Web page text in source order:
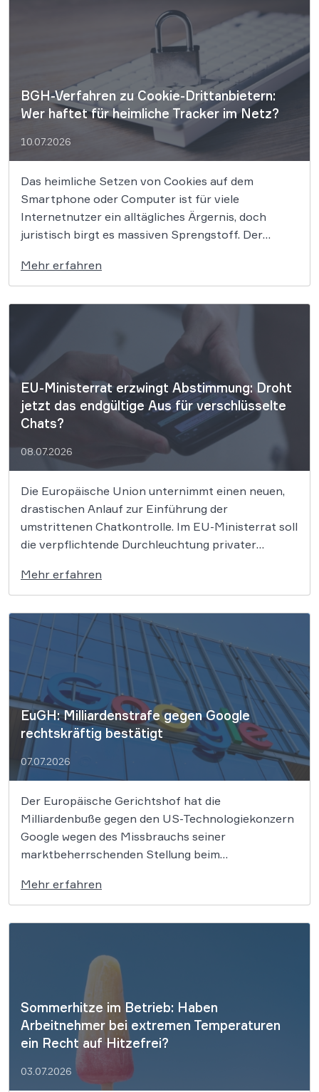
Informationsfreiheitsgesetz (IFG) jedem […]
BGH-Verfahren zu Cookie-Drittanbietern:
Wer haftet für heimliche Tracker im Netz?
10.07.2026
Das heimliche Setzen von Cookies auf dem
Smartphone oder Computer ist für viele
Internetnutzer ein alltägliches Ärgernis, doch
juristisch birgt es massiven Sprengstoff. Der
Technologie- und Analyseunternehmen direkt
dafür haften, wenn ihre Tracker ohne Einwilligung
der Webseitenbesucher auf deren Endgeräten
landen. Die anstehende Entscheidung am […]
Mehr erfahren
EU-Ministerrat erzwingt Abstimmung: Droht
jetzt das endgültige Aus für verschlüsselte
Chats?
08.07.2026
Die Europäische Union unternimmt einen neuen,
drastischen Anlauf zur Einführung der
umstrittenen Chatkontrolle. Im EU-Ministerrat soll
die verpflichtende Durchleuchtung privater
durchgesetzt werden. Damit steht die digitale
Privatsphäre von Millionen Bürgern vor einer
historischen Belastungsprobe. [UPDATE (Juli
2026)]: Vorerst Entwarnung für Ende-zu-Ende-
Verschlüsselung – In den jüngsten Abstimmungen
Mehr erfahren
EuGH: Milliardenstrafe gegen Google
rechtskräftig bestätigt
07.07.2026
Der Europäische Gerichtshof hat die
Milliardenbuße gegen den US-Technologiekonzern
Google wegen des Missbrauchs seiner
marktbeherrschenden Stellung beim
Die Richter in Luxemburg wiesen die Rechtsmittel
des Unternehmens und seiner Muttergesellschaft
Alphabet vollumfänglich ab. Damit muss der
vier Milliarden Euro an die […]
Mehr erfahren
Sommerhitze im Betrieb: Haben
Arbeitnehmer bei extremen Temperaturen
ein Recht auf Hitzefrei?
03.07.2026